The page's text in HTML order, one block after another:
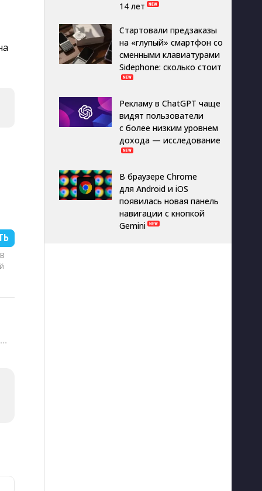
···
14 лет
Стартовали предзаказы
на «глупый» смартфон со
сменными клавиатурами
Sidephone: сколько стоит
Рекламу в ChatGPT чаще
видят пользователи
с более низким уровнем
дохода — исследование
В браузере Chrome
для Android и iOS
появилась новая панель
навигации с кнопкой
Gemini